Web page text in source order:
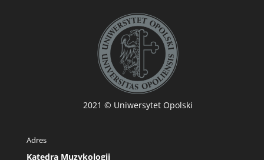
2021 © Uniwersytet Opolski
Adres
Katedra Muzykologii